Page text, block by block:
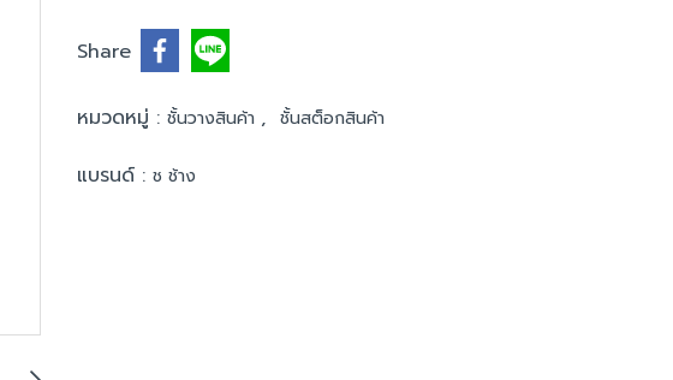
Share
หมวดหมู่ : ชั้นวางสินค้า , ชั้นสต็อกสินค้า
แบรนด์ : ช ช้าง